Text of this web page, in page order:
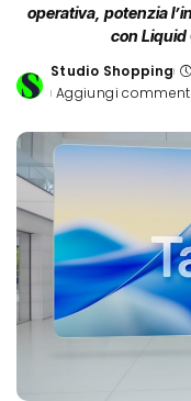
operativa, potenzia
con Liquid
Posted
by
Studio Shopping
Aggiungi